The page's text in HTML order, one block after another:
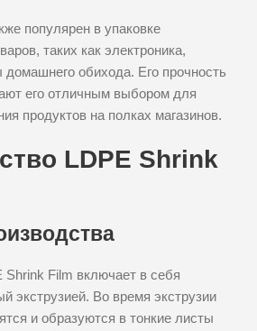
популярен в упаковке
таких как электроника,
обихода. Его прочность
его отличным выбором для
продуктов на полках магазинов.
LDPE Shrink
Shrink Film включает в себя
экструзией. Во время экструзии
и образуются в тонкие листы